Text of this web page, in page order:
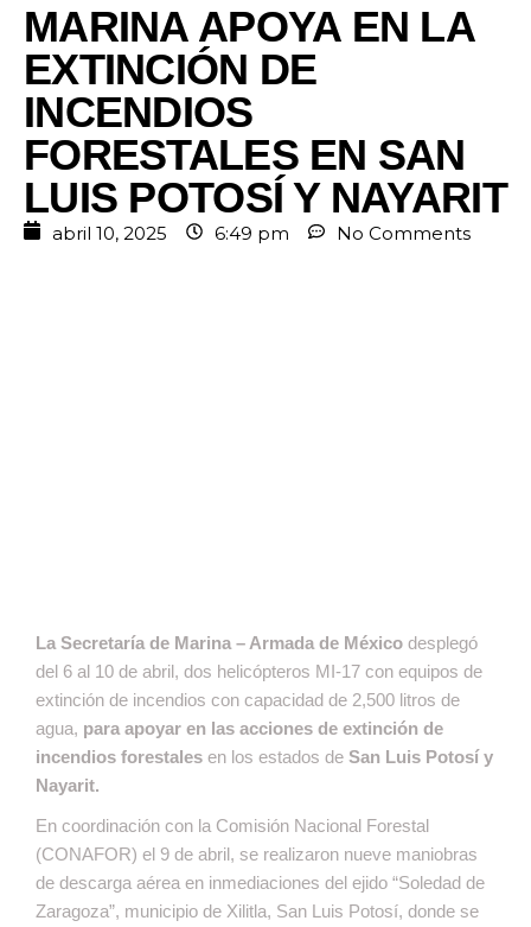
MARINA APOYA EN LA
EXTINCIÓN DE
INCENDIOS
FORESTALES EN SAN
LUIS POTOSÍ Y NAYARIT
abril 10, 2025 6:49 pm No Comments
La Secretaría de Marina – Armada de México desplegó
del 6 al 10 de abril, dos helicópteros MI-17 con equipos de
extinción de incendios con capacidad de 2,500 litros de
agua, para apoyar en las acciones de extinción de
incendios forestales en los estados de San Luis Potosí y
Nayarit.
En coordinación con la Comisión Nacional Forestal
(CONAFOR) el 9 de abril, se realizaron nueve maniobras
de descarga aérea en inmediaciones del ejido “Soledad de
Zaragoza”, municipio de Xilitla, San Luis Potosí, donde se